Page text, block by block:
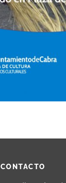
CONTACTO